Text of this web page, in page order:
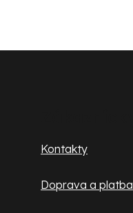
Kontakty
Doprava a platba